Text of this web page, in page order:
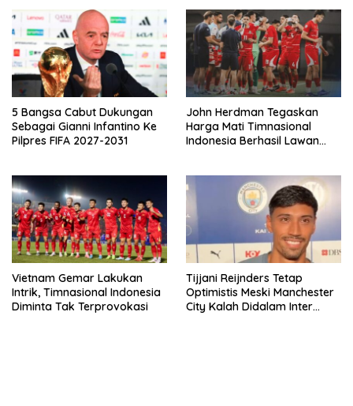
5 Bangsa Cabut Dukungan
Sebagai Gianni Infantino Ke
Pilpres FIFA 2027-2031
John Herdman Tegaskan
Harga Mati Timnasional
Indonesia Berhasil Lawan
Vietnam Gemar Lakukan
Intrik, Timnasional Indonesia
Diminta Tak Terprovokasi
Tijjani Reijnders Tetap
Optimistis Meski Manchester
City Kalah Didalam Inter